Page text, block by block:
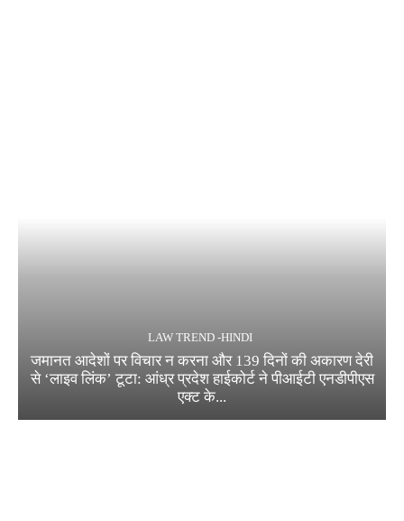
LAW TREND -HINDI
जमानत आदेशों पर विचार न करना और 139 दिनों की अकारण देरी
से ‘लाइव लिंक’ टूटा: आंध्र प्रदेश हाईकोर्ट ने पीआईटी एनडीपीएस
एक्ट के...